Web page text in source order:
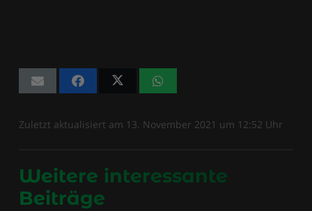
Zuletzt aktualisiert am 13. November 2021 um 12:52 Uhr
Weitere interessante
Beiträge